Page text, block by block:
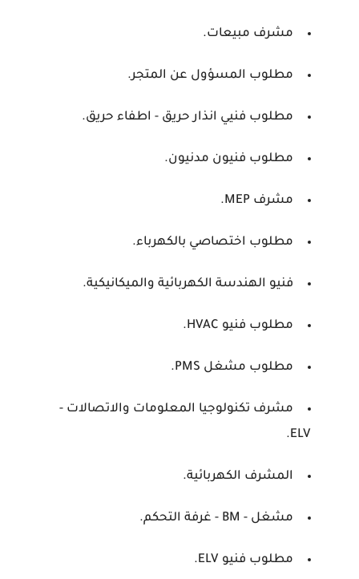
مشرف مبيعات.
مطلوب المسؤول عن المتجر.
مطلوب فنيي انذار حريق - اطفاء حريق.
مطلوب فنيون مدنيون.
مشرف MEP.
مطلوب اختصاصي بالكهرباء.
فنيو الهندسة الكهربائية والميكانيكية.
مطلوب فنيو HVAC.
مطلوب مشغل PMS.
مشرف تكنولوجيا المعلومات والاتصالات -
ELV.
المشرف الكهربائية.
مشغل - BM - غرفة التحكم.
مطلوب فنيو ELV.